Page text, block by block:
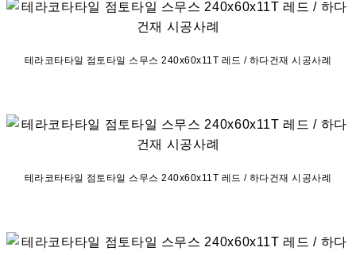
테라코타타일 점토타일 스무스 240x60x11T 레드 / 하다건재 시공사례
테라코타타일 점토타일 스무스 240x60x11T 레드 / 하다건재 시공사례